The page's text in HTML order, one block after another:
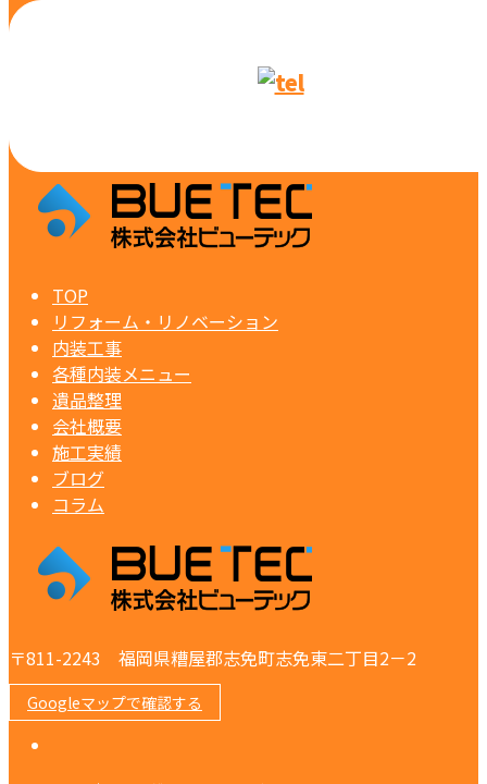
TOP
リフォーム・リノベーション
内装工事
各種内装メニュー
遺品整理
会社概要
施工実績
ブログ
コラム
〒811-2243 福岡県糟屋郡志免町志免東二丁目2－2
Googleマップで確認する